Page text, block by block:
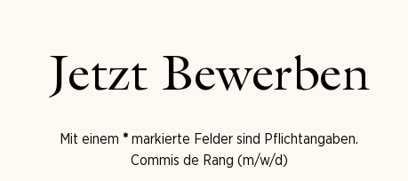
Jetzt Bewerben
Mit einem * markierte Felder sind Pflichtangaben.
Commis de Rang (m/w/d)